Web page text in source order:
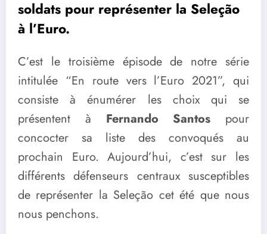
soldats pour représenter la Seleção
à l’Euro.
C’est le troisième épisode de notre série
intitulée “En route vers l’Euro 2021”, qui
consiste à énumérer les choix qui se
présentent à Fernando Santos pour
concocter sa liste des convoqués au
prochain Euro. Aujourd’hui, c’est sur les
différents défenseurs centraux susceptibles
de représenter la Seleção cet été que nous
nous penchons.